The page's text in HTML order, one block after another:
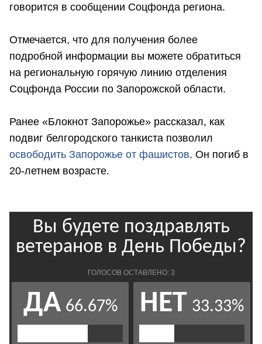
говорится в сообщении Соцфонда региона.
Отмечается, что для получения более
подробной информации вы можете обратиться
на региональную горячую линию отделения
Соцфонда России по Запорожской области.
Ранее «Блокнот Запорожье» рассказал, как
подвиг белгородского танкиста позволил
освободить Запорожье от фашистов. Он погиб в
20-летнем возрасте.